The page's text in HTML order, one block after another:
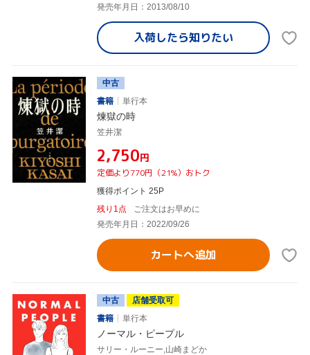
発売年月日：2013/08/10
入荷したら知りたい
中古
書籍
単行本
煉獄の時
笠井潔
¥2,750円
定価より770円（21%）おトク
獲得ポイント 25P
残り1点
ご注文はお早めに
発売年月日：2022/09/26
カートへ追加
中古
店舗受取可
書籍
単行本
ノーマル・ピープル
サリー・ルーニー,山崎まどか